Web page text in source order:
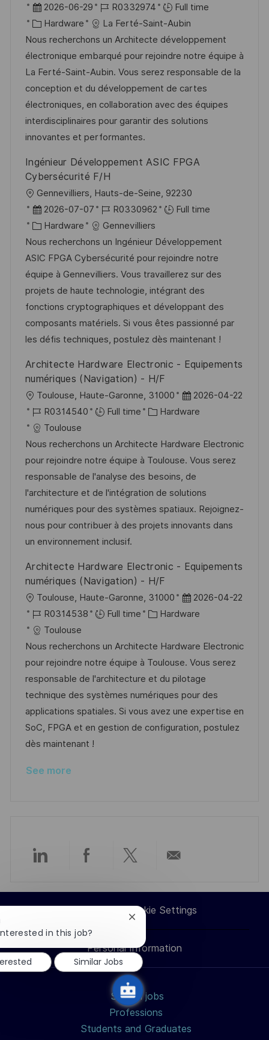
o
c
a
t
i
o
n
P
o
s
t
e
d
D
a
t
2026-06-29
J
o
b
I
d
R0332974
Full time
C
a
t
e
g
o
r
y
Hardware
La Ferté-Saint-Aubin
Nous recherchons un Architecte développement
électronique embarqué pour rejoindre notre équipe à
La Ferté-Saint-Aubin. Vous serez responsable de la
conception et du développement de cartes
électroniques, en collaboration avec des équipes
interdisciplinaires pour garantir des solutions
innovantes et performantes.
Ingénieur Développement ASIC FPGA
Cybersécurité F/H
L
o
c
a
t
i
o
n
Gennevilliers, Hauts-de-Seine, 92230
P
o
s
t
e
d
D
a
t
2026-07-07
J
o
b
I
d
R0330962
Full time
C
a
t
e
g
o
r
y
Hardware
Gennevilliers
Nous recherchons un Ingénieur Développement
ASIC FPGA Cybersécurité pour rejoindre notre
équipe à Gennevilliers. Vous travaillerez sur des
projets de haute technologie, intégrant des
fonctions cryptographiques et développant des
composants matériels. Si vous êtes passionné par
les défis techniques, postulez dès maintenant !
Architecte Hardware Electronic - Equipements
numériques (Navigation) - H/F
L
o
c
a
t
i
o
n
Toulouse, Haute-Garonne, 31000
P
o
t
e
d
D
a
t
2026-04-22
J
o
b
I
d
R0314540 Full time
C
t
e
g
o
r
y
Hardware
Toulouse
Nous recherchons un Architecte Hardware Electronic
pour rejoindre notre équipe à Toulouse. Vous serez
responsable de l'analyse des besoins, de
l'architecture et de l'intégration de solutions
numériques pour des systèmes spatiaux. Rejoignez-
nous pour contribuer à des projets innovants dans
un environnement inclusif.
Architecte Hardware Electronic - Equipements
numériques (Navigation) - H/F
L
o
c
a
t
i
o
n
Toulouse, Haute-Garonne, 31000
P
o
t
e
d
D
a
t
2026-04-22
J
o
b
I
d
R0314538 Full time
C
t
e
g
o
r
y
Hardware
Toulouse
Nous recherchons un Architecte Hardware Electronic
pour rejoindre notre équipe à Toulouse. Vous serez
responsable de l'architecture et du pilotage
technique des systèmes numériques pour des
applications spatiales. Si vous avez une expertise en
SoC, FPGA et en gestion de configuration, postulez
dès maintenant !
See more
Share
via
LinkedIn
Share
via
Facebook
Share
via
twitter
via
email
Career Site Cookie Settings
Personal Information
Search jobs
Professions
Students and Graduates
in this job?
Close
chatbot
notification
Similar Jobs